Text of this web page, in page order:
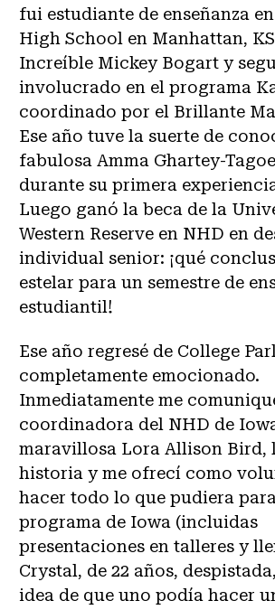
fui estudiante de enseñanza
High School en Manhattan,
Increíble Mickey Bogart y
involucrado en el programa
coordinado por el Brillante
Ese año tuve la suerte de
fabulosa Amma Ghartey-
durante su primera
Luego ganó la beca de la
Western Reserve en NHD en
individual senior: ¡qué
estelar para un semestre de
estudiantil!
Ese año regresé de College
completamente emocionado.
Inmediatamente me
coordinadora del NHD de
maravillosa Lora Allison Bird,
historia y me ofrecí como
hacer todo lo que pudiera
programa de Iowa (incluidas
presentaciones en talleres y
Crystal, de 22 años,
idea de que uno podía hacer